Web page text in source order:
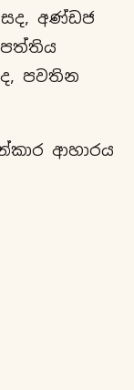
අණ්ඩජ
පවතින
ආහාරය